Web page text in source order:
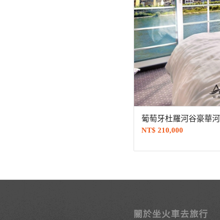
葡萄牙杜羅河谷豪華
NT$ 210,000
關於坐火車去旅行